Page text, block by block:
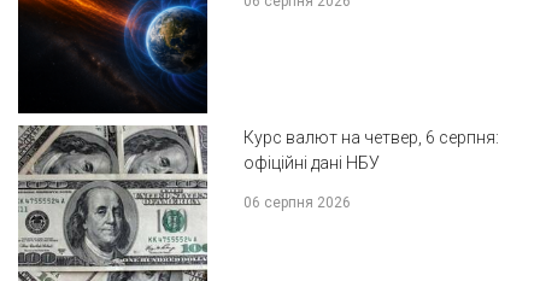
Курс валют на четвер, 6 серпня:
офіційні дані НБУ
06 серпня 2026